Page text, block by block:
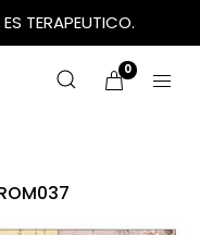
TERAPEUTICO.
0